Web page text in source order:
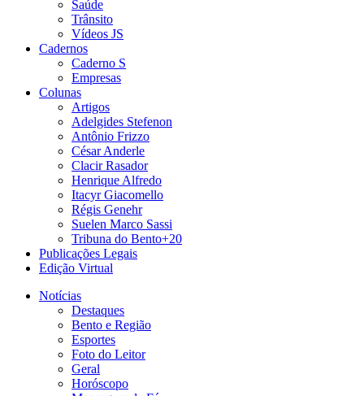
Saúde
Trânsito
Vídeos JS
Cadernos
Caderno S
Empresas
Colunas
Artigos
Adelgides Stefenon
Antônio Frizzo
César Anderle
Clacir Rasador
Henrique Alfredo
Itacyr Giacomello
Régis Genehr
Suelen Marco Sassi
Tribuna do Bento+20
Publicações Legais
Edição Virtual
Notícias
Destaques
Bento e Região
Esportes
Foto do Leitor
Geral
Horóscopo